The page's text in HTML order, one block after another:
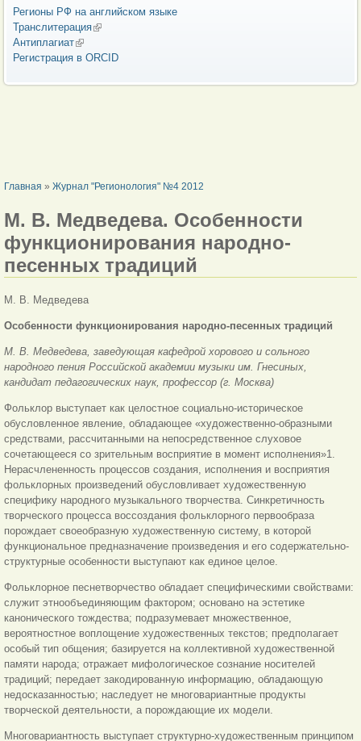
Регионы РФ на английском языке
Транслитерация(внешняя ссылка)
Антиплагиат(внешняя ссылка)
Регистрация в ORCID
ВЫ ЗДЕСЬ
Главная » Журнал "Регионология" №4 2012
М. В. Медведева. Особенности
функционирования народно-
песенных традиций
M. В. Медведева
Особенности функционирования народно-песенных традиций
M. В. Медведева, заведующая кафедрой хорового и сольного
народного пения Российской академии музыки им. Гнесиных,
кандидат педагогических наук, профессор (г. Москва)
Фольклор выступает как целостное социально-историческое
обусловленное явление, обладающее «художественно-образными
средствами, рассчитанными на непосредственное слуховое
сочетающееся со зрительным восприятие в момент исполнения»1.
Нерасчлененность процессов создания, исполнения и восприятия
фольклорных произведений обусловливает художественную
специфику народного музыкального творчества. Синкретичность
творческого процесса воссоздания фольклорного первообраза
порождает своеобразную художественную систему, в которой
функциональное предназначение произведения и его содержательно-
структурные особенности выступают как единое целое.
Фольклорное песнетворчество обладает специфическими свойствами:
служит этнообъединяющим фактором; основано на эстетике
канонического тождества; подразумевает множественное,
вероятностное воплощение художественных текстов; предполагает
особый тип общения; базируется на коллективной художественной
памяти народа; отражает мифологическое сознание носителей
традиций; передает закодированную информацию, обладающую
недосказанностью; наследует не многовариантные продукты
творческой деятельности, а порождающие их модели.
Многовариантность выступает структурно-художественным принципом